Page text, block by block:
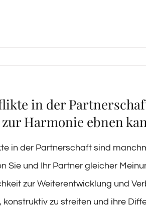
in der
zur Harmonie ebnen
in der Partnerschaft sind
Sie und Ihr Partner gleicher
zur Weiterentwicklung und
konstruktiv zu streiten und ihre